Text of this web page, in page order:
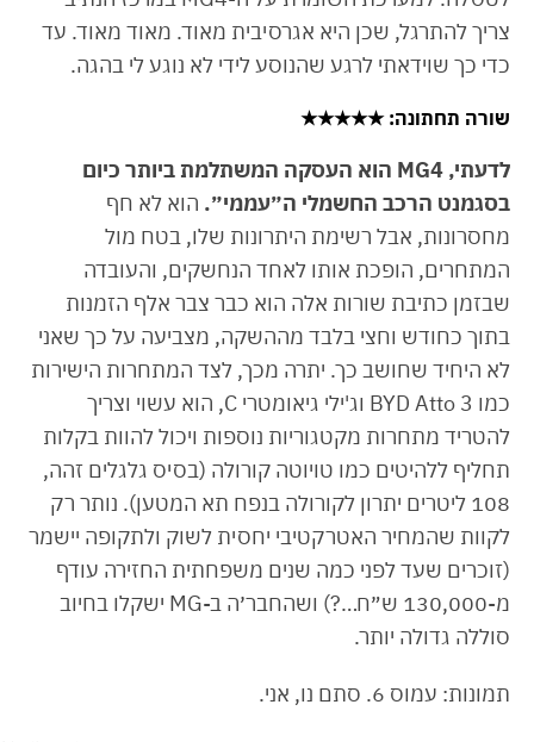
צריך להתרגל, שכן היא אגרסיבית מאוד. מאוד מאוד. עד
כדי כך שוידאתי לרגע שהנוסע לידי לא נוגע לי בהגה.
שורה תחתונה: ★★★★★
לדעתי, MG4 הוא העסקה המשתלמת ביותר כיום
בסגמנט הרכב החשמלי ה״עממי״. הוא לא חף
מחסרונות, אבל רשימת היתרונות שלו, בטח מול
המתחרים, הופכת אותו לאחד הנחשקים, והעובדה
שבזמן כתיבת שורות אלה הוא כבר צבר אלף הזמנות
בתוך כחודש וחצי בלבד מההשקה, מצביעה על כך שאני
לא היחיד שחושב כך. יתרה מכך, לצד המתחרות הישירות
כמו BYD Atto 3 וג'ילי גיאומטרי C, הוא עשוי וצריך
להטריד מתחרות מקטגוריות נוספות ויכול להוות בקלות
תחליף ללהיטים כמו טויוטה קורולה (בסיס גלגלים זהה,
108 ליטרים יתרון לקורולה בנפח תא המטען). נותר רק
לקוות שהמחיר האטרקטיבי יחסית לשוק ולתקופה יישמר
(זוכרים שעד לפני כמה שנים משפחתית החזירה עודף
מ-130,000 ש״ח…?) ושהחבר׳ה ב-MG ישקלו בחיוב
סוללה גדולה יותר.
תמונות: עמוס 6. סתם נו, אני.